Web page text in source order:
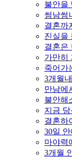
불안을
썸남썸
결혼까
진실을
결혼은
가만히
죽어가
3개월
만남에
불안해
지금
결혼하
30일 안
마야력
3개월